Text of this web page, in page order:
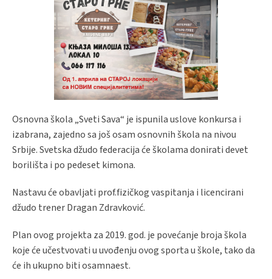
Osnovna škola „Sveti Sava“ je ispunila uslove konkursa i
izabrana, zajedno sa još osam osnovnih škola na nivou
Srbije. Svetska džudo federacija će školama donirati devet
borilišta i po pedeset kimona.
Nastavu će obavljati prof.fizičkog vaspitanja i licencirani
džudo trener Dragan Zdravković.
Plan ovog projekta za 2019. god. je povećanje broja škola
koje će učestvovati u uvođenju ovog sporta u škole, tako da
će ih ukupno biti osamnaest.